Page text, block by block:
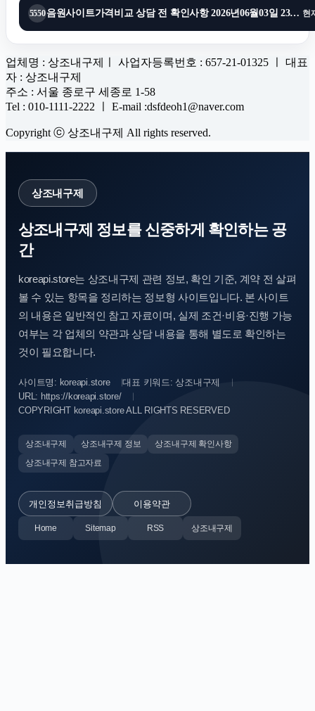
5550 음원사이트가격비교 상담 전 확인사항 2026년06월03일 23시20분 현
업체명 : 상조내구제ㅣ 사업자등록번호 : 657-21-01325 ㅣ 대표
자 : 상조내구제
주소 : 서울 종로구 세종로 1-58
Tel : 010-1111-2222 ㅣ E-mail :dsfdeoh1@naver.com
Copyright ⓒ 상조내구제 All rights reserved.
상조내구제
상조내구제 정보를 신중하게 확인하는 공
간
koreapi.store는 상조내구제 관련 정보, 확인 기준, 계약 전 살펴
볼 수 있는 항목을 정리하는 정보형 사이트입니다. 본 사이트
의 내용은 일반적인 참고 자료이며, 실제 조건·비용·진행 가능
여부는 각 업체의 약관과 상담 내용을 통해 별도로 확인하는
것이 필요합니다.
사이트명: koreapi.store
대표 키워드: 상조내구제
URL: https://koreapi.store/
COPYRIGHT koreapi.store ALL RIGHTS RESERVED
상조내구제 상조내구제 정보
상조내구제 확인사항
상조내구제 참고자료
개인정보취급방침 이용약관
Home Sitemap RSS 상조내구제